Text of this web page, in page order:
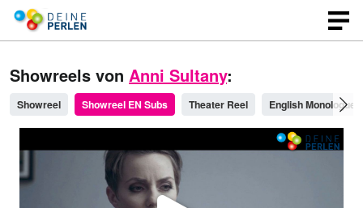
Showreels von Anni Sultany:
Showreel Showreel EN Subs Theater Reel English Monologues